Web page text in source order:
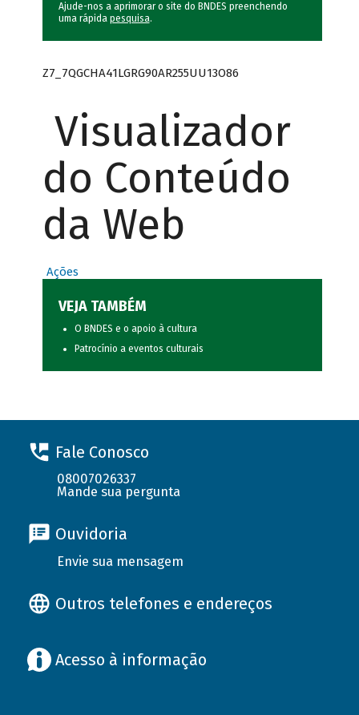
Ajude-nos a aprimorar o site do BNDES preenchendo
uma rápida pesquisa.
Z7_7QGCHA41LGRG90AR255UU13O86
Visualizador
do Conteúdo
da Web
Ações
VEJA TAMBÉM
O BNDES e o apoio à cultura
Patrocínio a eventos culturais
Fale Conosco
08007026337
Mande sua pergunta
Ouvidoria
Envie sua mensagem
Outros telefones e endereços
Acesso à informação